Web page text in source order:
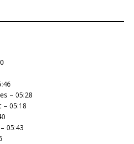
– 05:28
– 05:18
05:43